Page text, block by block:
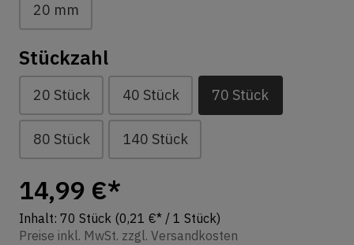
20 mm
Stückzahl
20 Stück 40 Stück 70 Stück
80 Stück 140 Stück
14,99 €*
Inhalt: 70 Stück (0,21 €* / 1 Stück)
Preise inkl. MwSt. zzgl. Versandkosten